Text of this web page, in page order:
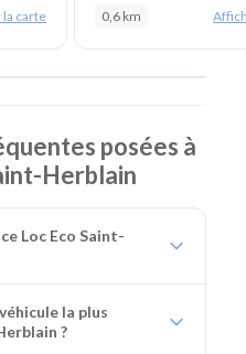
carte 0,6 km
posées à
Herblain
Loc Eco Saint-
la plus
?